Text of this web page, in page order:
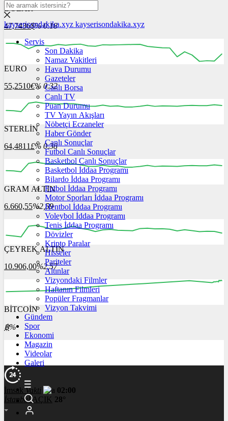
DOLAR
47,7436$% 0.18
12:00 13:00 14:00
EURO
55,2510€% 0.32
12:00 13:00 14:00
STERLİN
64,4811£% 0.38
12:00 13:00 14:00
GRAM ALTIN
6.660,55%2,59
12:00 13:00
ÇEYREK ALTIN
10.906,00%2,57
00:00 00:00 00:00
BİTCOİN
฿%
kayserisondakika.xyz kayserisondakika.xyz
Servis
Son Dakika
Namaz Vakitleri
Hava Durumu
Gazeteler
Canlı Borsa
Canlı TV
Puan Durumu
TV Yayın Akışları
Nöbetçi Eczaneler
Haber Gönder
Canlı Sonuçlar
Futbol Canlı Sonuçlar
Basketbol Canlı Sonuçlar
Basketbol İddaa Programı
Bilardo İddaa Programı
Futbol İddaa Programı
Motor Sporları İddaa Programı
Hentbol İddaa Programı
Voleybol İddaa Programı
Tenis İddaa Programı
Dövizler
Kripto Paralar
Hisseler
Pariteler
Altınlar
Vizyondaki Filmler
Haftanın Filmleri
Popüler Fragmanlar
Vizyon Takvimi
Gündem
Spor
Ekonomi
Magazin
Videolar
Galeri
İmsakVakti
02:00
İstanbul AÇIK 28°